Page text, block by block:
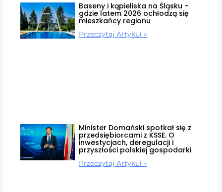
Baseny i kąpieliska na Śląsku –
gdzie latem 2026 ochłodzą się
mieszkańcy regionu
Przeczytaj Artykuł »
Minister Domański spotkał się z
przedsiębiorcami z KSSE. O
inwestycjach, deregulacji i
przyszłości polskiej gospodarki
Przeczytaj Artykuł »